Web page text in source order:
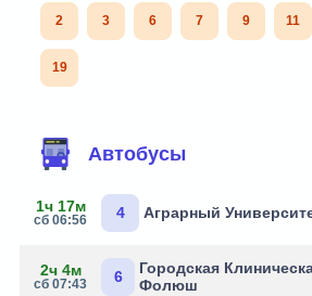
2 3 6 7 9 11
19
Автобусы
1ч 17м
сб 06:56 4 Аграрный
2ч 4м
сб 07:43 6
Городская
Фолюш